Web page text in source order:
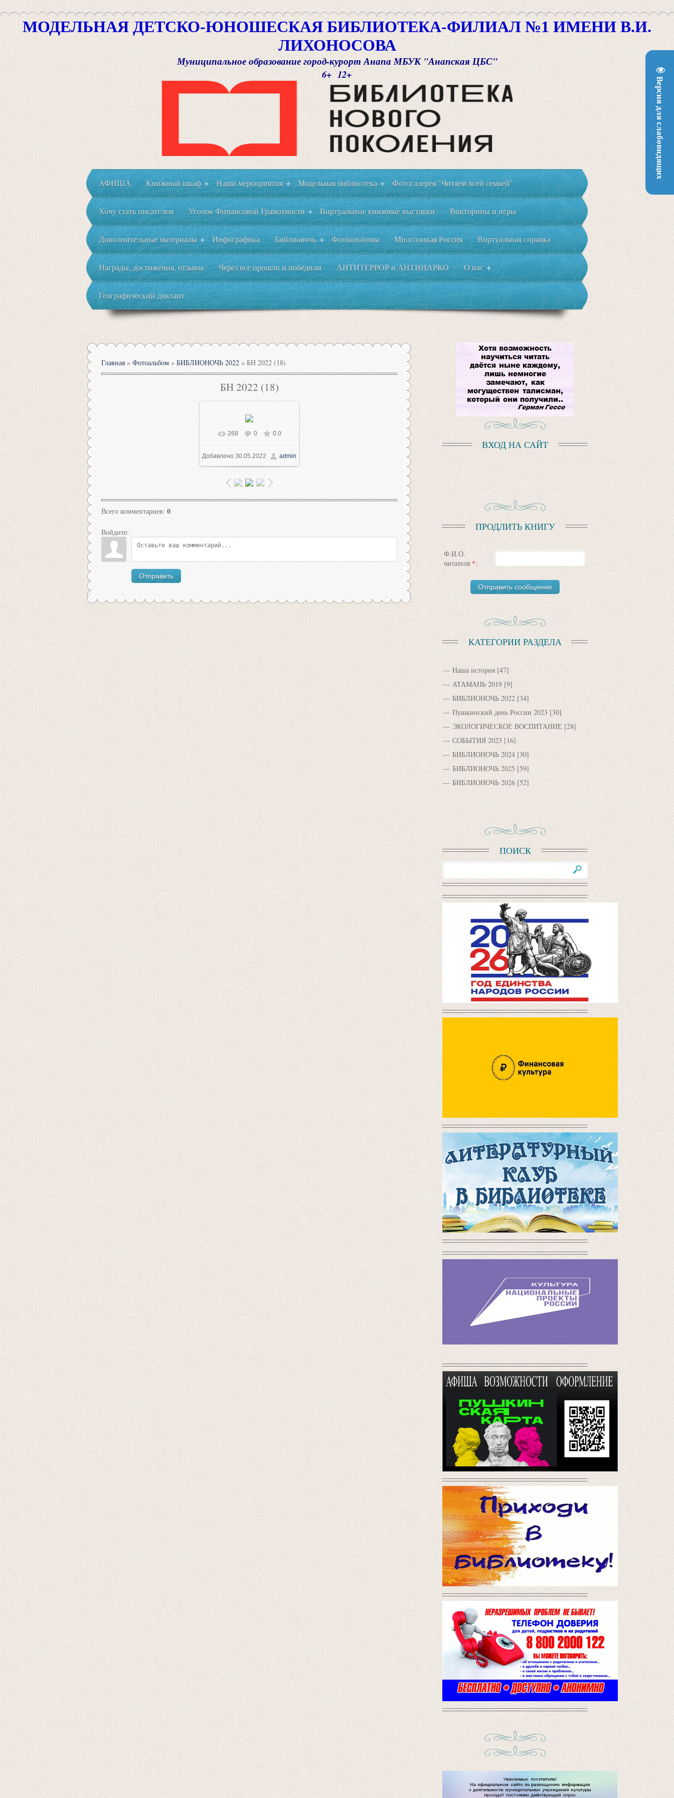
Версия для слабовидящих
МОДЕЛЬНАЯ ДЕТСКО-ЮНОШЕСКАЯ БИБЛИОТЕКА-ФИЛИАЛ №1 ИМЕНИ В.И.
ЛИХОНОСОВА
Муниципальное образование город-курорт Анапа МБУК "Анапская ЦБС"
6+ 12+
АФИША Книжный шкаф + Наши мероприятия + Модельная библиотека + Фотогалерея "Читаем всей семьей"
Хочу стать писателем Уголок Финансовой Грамотности + Виртуальные книжные выставки Викторины и игры
Дополнительные материалы + Инфографика Библионочь + Фотоальбомы Многоликая Россия Виртуальная справка
Награды, достижения, отзывы Через все прошли и победили АНТИТЕРРОР и АНТИНАРКО О нас +
Географический диктант
Главная » Фотоальбом » БИБЛИОНОЧЬ 2022 » БН 2022 (18)
БН 2022 (18)
В реальном размере
957x636/ 112.0Kb
268 0 0.0
Добавлено 30.05.2022 admin
Всего комментариев: 0
Войдите:
Отправить
ВХОД НА САЙТ
ПРОДЛИТЬ КНИГУ
Ф.И.О.
читателя *:
КАТЕГОРИИ РАЗДЕЛА
Наша история [47]
АТАМАНЬ 2019 [9]
БИБЛИОНОЧЬ 2022 [34]
Пушкинский день России 2023 [30]
ЭКОЛОГИЧЕСКОЕ ВОСПИТАНИЕ [28]
СОБЫТИЯ 2023 [16]
БИБЛИОНОЧЬ 2024 [30]
БИБЛИОНОЧЬ 2025 [59]
БИБЛИОНОЧЬ 2026 [52]
ПОИСК